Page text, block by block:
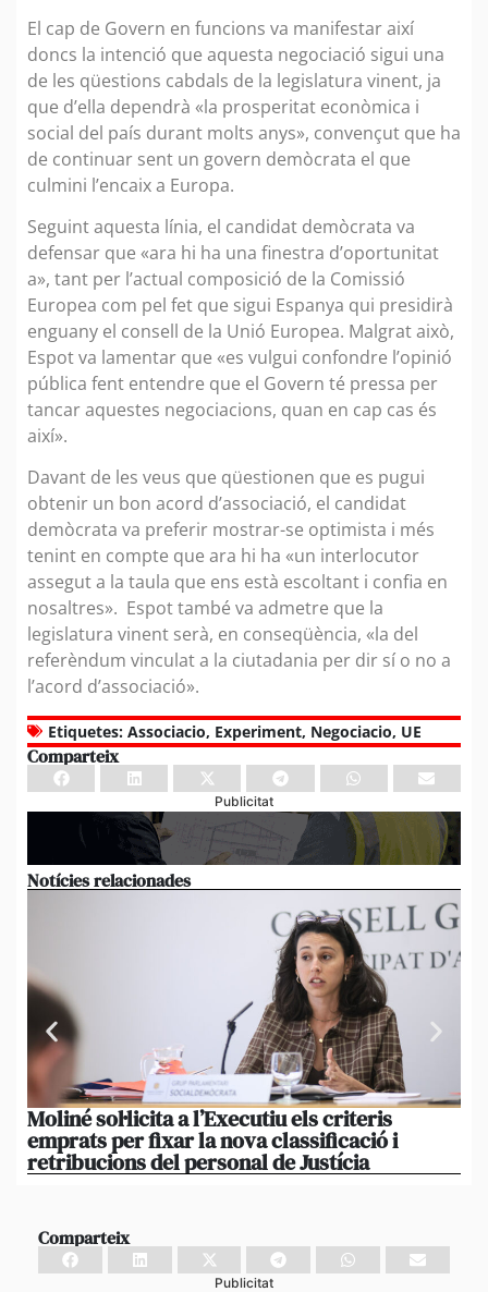
El cap de Govern en funcions va manifestar així
doncs la intenció que aquesta negociació sigui una
de les qüestions cabdals de la legislatura vinent, ja
que d’ella dependrà «la prosperitat econòmica i
social del país durant molts anys», convençut que ha
de continuar sent un govern demòcrata el que
culmini l’encaix a Europa.
Seguint aquesta línia, el candidat demòcrata va
defensar que «ara hi ha una finestra d’oportunitat
a», tant per l’actual composició de la Comissió
Europea com pel fet que sigui Espanya qui presidirà
enguany el consell de la Unió Europea. Malgrat això,
Espot va lamentar que «es vulgui confondre l’opinió
pública fent entendre que el Govern té pressa per
tancar aquestes negociacions, quan en cap cas és
així».
Davant de les veus que qüestionen que es pugui
obtenir un bon acord d’associació, el candidat
demòcrata va preferir mostrar-se optimista i més
tenint en compte que ara hi ha «un interlocutor
assegut a la taula que ens està escoltant i confia en
nosaltres». Espot també va admetre que la
legislatura vinent serà, en conseqüència, «la del
referèndum vinculat a la ciutadania per dir sí o no a
l’acord d’associació».
Etiquetes: Associacio, Experiment, Negociacio, UE
Comparteix
Publicitat
Notícies relacionades
Moliné sol·licita a l’Executiu els criteris
emprats per fixar la nova classificació i
retribucions del personal de Justícia
Comparteix
Publicitat